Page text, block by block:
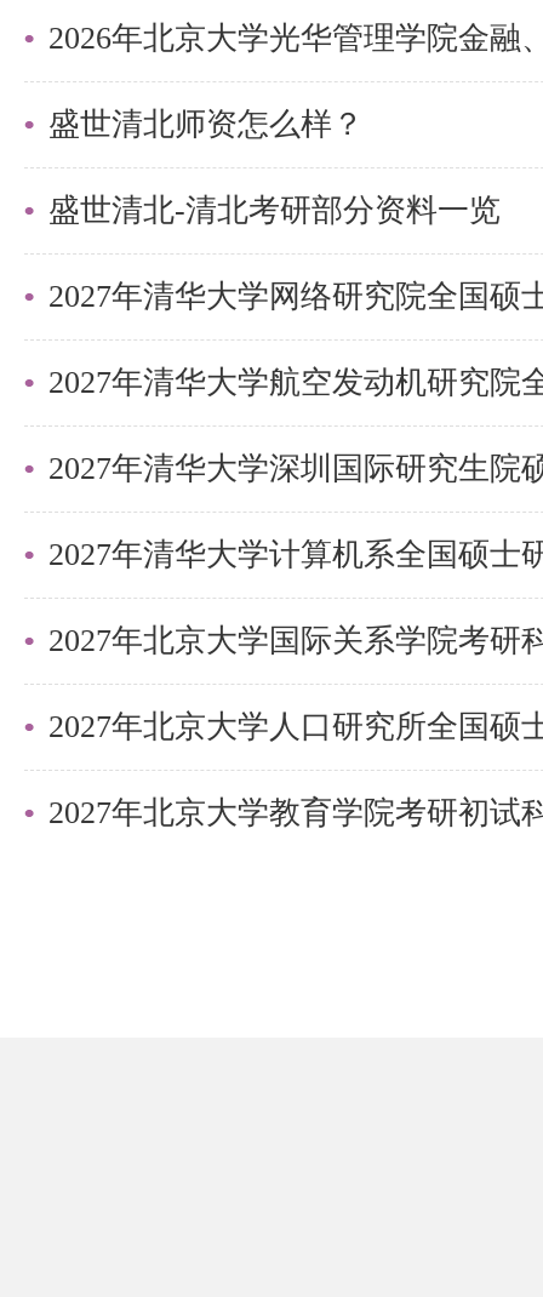
盛世清北师资怎么样？
盛世清北-清北考研部分资料一览
2027年清华大学深圳国际研究生院
2027年北京大学国际关系学院考研
2027年北京大学教育学院考研初试